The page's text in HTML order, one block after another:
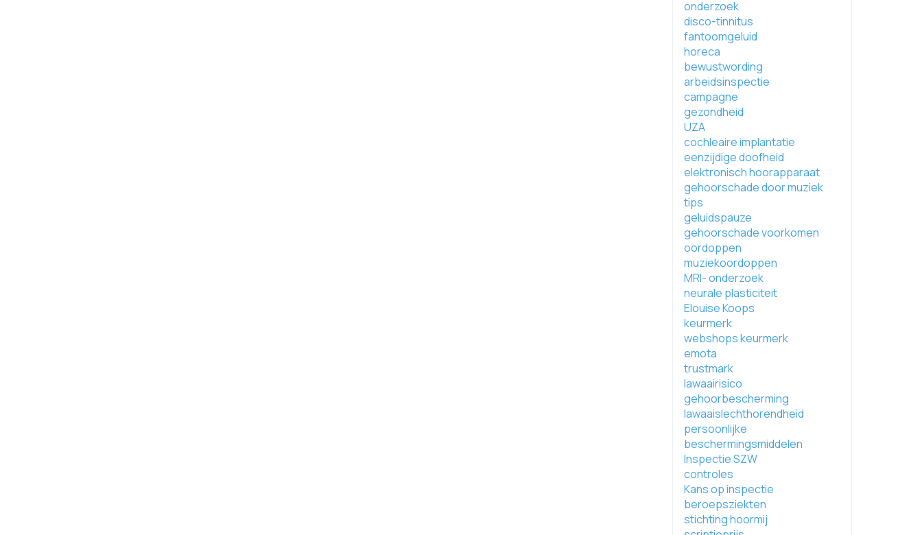
onderzoek
disco-tinnitus
fantoomgeluid
horeca
bewustwording
arbeidsinspectie
campagne
gezondheid
UZA
cochleaire implantatie
eenzijdige doofheid
elektronisch hoorapparaat
gehoorschade door muziek
tips
geluidspauze
gehoorschade voorkomen
oordoppen
muziekoordoppen
MRI- onderzoek
neurale plasticiteit
Elouise Koops
keurmerk
webshops keurmerk
emota
trustmark
lawaairisico
gehoorbescherming
lawaaislechthorendheid
persoonlijke
beschermingsmiddelen
Inspectie SZW
controles
Kans op inspectie
beroepsziekten
stichting hoormij